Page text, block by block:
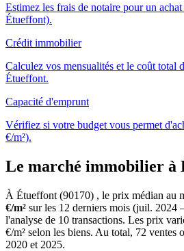
Estimez les frais de notaire pour un
Étueffont).
Crédit immobilier
Calculez vos mensualités et le coût total
Étueffont.
Capacité d'emprunt
Vérifiez si votre budget vous permet
€/m²).
Le marché immobilier à
À Étueffont (90170) , le prix médian au
€/m² sur les 12 derniers mois (juil.
l'analyse de 10 transactions. Les prix
€/m² selon les biens. Au total, 72 ventes
2020 et 2025.